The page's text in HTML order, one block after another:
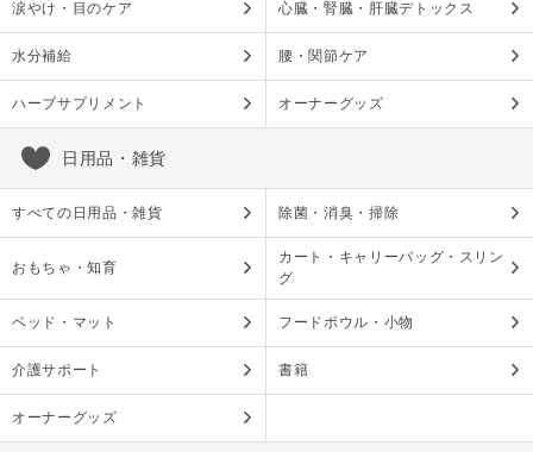
涙やけ・目のケア 心臓・腎臓・肝臓デトックス
水分補給 腰・関節ケア
ハーブサプリメント オーナーグッズ
日用品・雑貨
すべての日用品・雑貨 除菌・消臭・掃除
おもちゃ・知育
カート・キャリーバッグ・スリン
グ
ベッド・マット フードボウル・小物
介護サポート 書籍
オーナーグッズ